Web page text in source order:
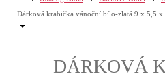
Dárková krabička vánoční bílo-zlatá 9 x 5,5 x
DÁRKOVÁ